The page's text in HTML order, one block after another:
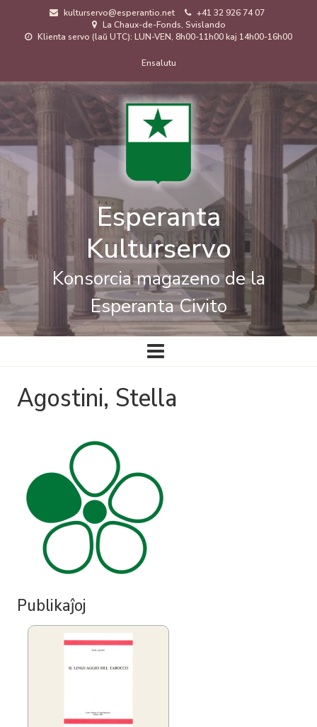
kulturservo@esperantio.net
+41 32 926 74 07
La Chaux-de-Fonds, Svislando
Klienta servo (laŭ UTC): LUN-VEN, 8h00-11h00 kaj 14h00-16h00
de
uzanto
Ensalutu
Esperanta
Kulturservo
Konsorcia magazeno de la
Esperanta Civito
Ĉefa
navigado
Agostini, Stella
Publikaĵoj